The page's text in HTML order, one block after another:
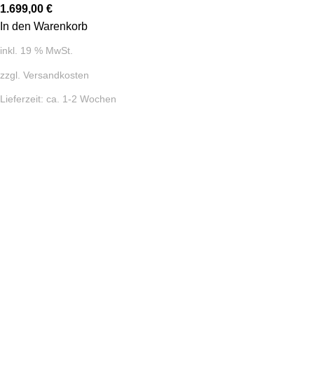
1.699,00 €
In den Warenkorb
inkl. 19 % MwSt.
zzgl. Versandkosten
Lieferzeit: ca. 1-2 Wochen